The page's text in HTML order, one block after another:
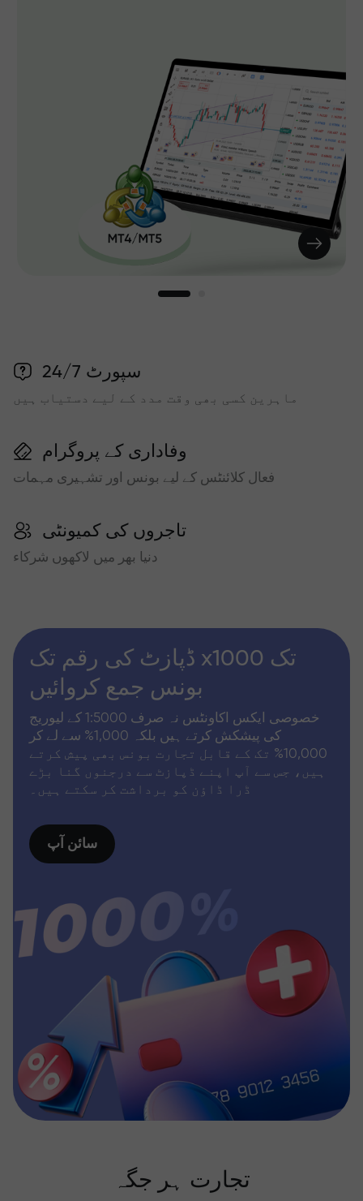
سپورٹ 24/7
ماہرین کسی بھی وقت مدد کے لیے دستیاب ہیں
وفاداری کے پروگرام
فعال کلائنٹس کے لیے بونس اور تشہیری مہمات
تاجروں کی کمیونٹی
دنیا بھر میں لاکھوں شرکاء
ڈپازٹ کی رقم تک x1000 تک
بونس جمع کروائیں
خصوصی ایکس اکاونٹس نہ صرف 1:5000 کے لیوریج
کی پیشکش کرتے ہیں بلکہ 1,000% سے لے کر
10,000% تک کے قابل تجارت بونس بھی پیش کرتے
ہیں، جس سے آپ اپنے ڈپازٹ سے درجنوں گنا بڑے
ڈرا ڈاؤن کو برداشت کر سکتے ہیں۔
سائن آپ
تجارت ہر جگہ